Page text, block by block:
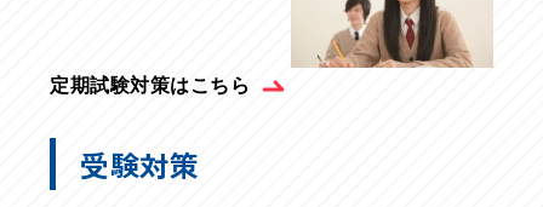
定期試験対策はこちら
受験対策